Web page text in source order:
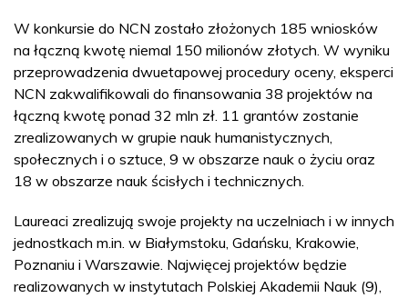
W konkursie do NCN zostało złożonych 185 wniosków
na łączną kwotę niemal 150 milionów złotych. W wyniku
przeprowadzenia dwuetapowej procedury oceny, eksperci
NCN zakwalifikowali do finansowania 38 projektów na
łączną kwotę ponad 32 mln zł. 11 grantów zostanie
zrealizowanych w grupie nauk humanistycznych,
społecznych i o sztuce, 9 w obszarze nauk o życiu oraz
18 w obszarze nauk ścisłych i technicznych.
Laureaci zrealizują swoje projekty na uczelniach i w innych
jednostkach m.in. w Białymstoku, Gdańsku, Krakowie,
Poznaniu i Warszawie. Najwięcej projektów będzie
realizowanych w instytutach Polskiej Akademii Nauk (9),